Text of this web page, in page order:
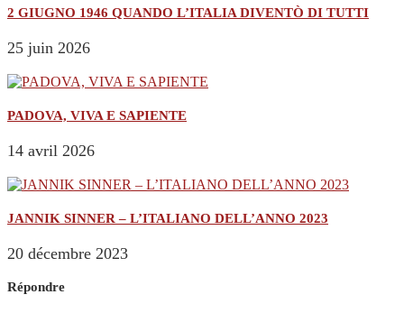
2 GIUGNO 1946 QUANDO L’ITALIA DIVENTÒ DI TUTTI
25 juin 2026
PADOVA, VIVA E SAPIENTE
14 avril 2026
JANNIK SINNER – L’ITALIANO DELL’ANNO 2023
20 décembre 2023
Répondre